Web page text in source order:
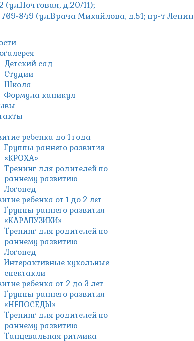
(ул.Почтовая, д.20/11);
769-849 (ул.Врача Михайлова, д.51; пр-т
Детский сад
Студии
Школа
Формула каникул
ребенка до 1 года
Группы раннего развития
«КРОХА»
Тренинг для родителей по
раннему развитию
Логопед
ребенка от 1 до 2 лет
Группы раннего развития
«КАРАПУЗИКИ»
Тренинг для родителей по
раннему развитию
Логопед
Интерактивные кукольные
спектакли
ребенка от 2 до 3 лет
Группы раннего развития
«НЕПОСЕДЫ»
Тренинг для родителей по
раннему развитию
Танцевальная ритмика